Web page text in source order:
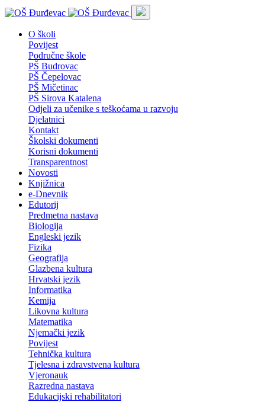
O školi
Povijest
Područne škole
PŠ Budrovac
PŠ Čepelovac
PŠ Mičetinac
PŠ Sirova Katalena
Odjeli za učenike s teškoćama u razvoju
Djelatnici
Kontakt
Školski dokumenti
Korisni dokumenti
Transparentnost
Novosti
Knjižnica
e-Dnevnik
Edutorij
Predmetna nastava
Biologija
Engleski jezik
Fizika
Geografija
Glazbena kultura
Hrvatski jezik
Informatika
Kemija
Likovna kultura
Matematika
Njemački jezik
Povijest
Tehnička kultura
Tjelesna i zdravstvena kultura
Vjeronauk
Razredna nastava
Edukacijski rehabilitatori